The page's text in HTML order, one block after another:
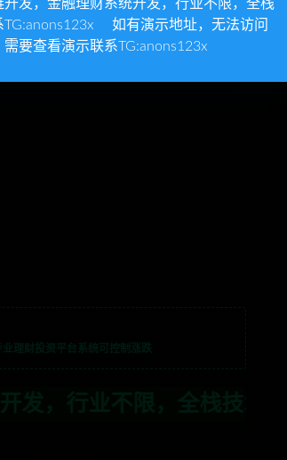
理财投资平台系统可控制涨跌
栈技术开发，定制，二
发，金融理财系统开发，行业不限，全栈
TG:anons123x 如有演示地址，无法访问
要查看演示联系TG:anons123x